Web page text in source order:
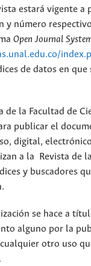
estará vigente a
y número
Open Journal
de datos en que
la Facultad de
publicar el
digital,
a la Revista de
y buscadores
se hace a
alguno por la
otro uso